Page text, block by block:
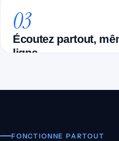
La synthèse vocale IA la plus
audio est prêt en quelques
03
Écoutez partout,
ligne
tâches.
FONCTIONNE PARTOUT